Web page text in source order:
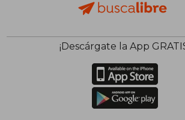
¡Descárgate la App